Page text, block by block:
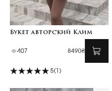
Букет авторский Клим
407 8490₴
5(1)